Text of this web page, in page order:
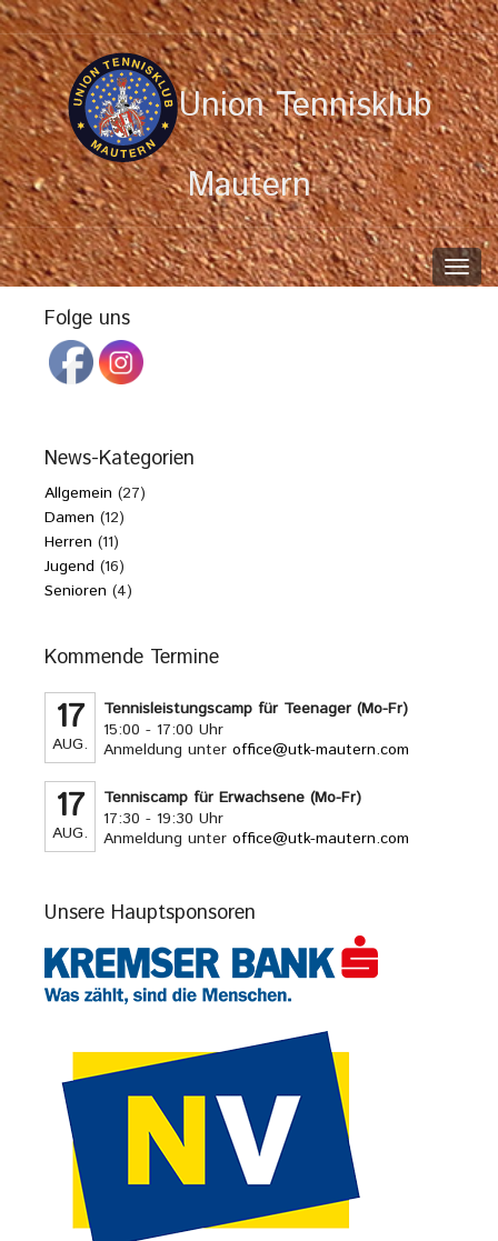
Union Tennisklub
Mautern
Folge uns
News-Kategorien
Allgemein (27)
Damen (12)
Herren (11)
Jugend (16)
Senioren (4)
Kommende Termine
17
AUG.
Tennisleistungscamp für Teenager (Mo-Fr)
15:00 - 17:00 Uhr
Anmeldung unteroffice@utk-mautern.com
17
AUG.
Tenniscamp für Erwachsene (Mo-Fr)
17:30 - 19:30 Uhr
Anmeldung unteroffice@utk-mautern.com
Unsere Hauptsponsoren